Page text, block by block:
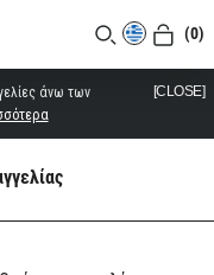
(0)
άνω των
[CLOSE]